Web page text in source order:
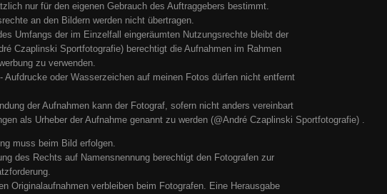
nur für den eigenen Gebrauch des Auftraggebers bestimmt.
an den Bildern werden nicht übertragen.
Umfangs der im Einzelfall eingeräumten Nutzungsrechte bleibt der
Czaplinski Sportfotografie) berechtigt die Aufnahmen im Rahmen
zu verwenden.
Aufdrucke oder Wasserzeichen auf meinen Fotos dürfen nicht entfernt
der Aufnahmen kann der Fotograf, sofern nicht anders vereinbart
als Urheber der Aufnahme genannt zu werden (@André Czaplinski Sportfotografie) .
muss beim Bild erfolgen.
des Rechts auf Namensnennung berechtigt den Fotografen zur
Originalaufnahmen verbleiben beim Fotografen. Eine Herausgabe